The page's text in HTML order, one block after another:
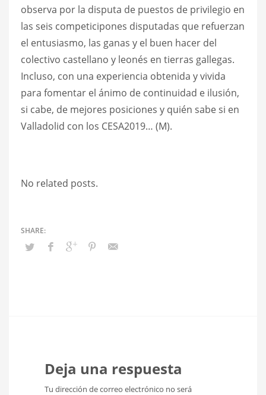
observa por la disputa de puestos de privilegio en
las seis competicipones disputadas que refuerzan
el entusiasmo, las ganas y el buen hacer del
colectivo castellano y leonés en tierras gallegas.
Incluso, con una experiencia obtenida y vivida
para fomentar el ánimo de continuidad e ilusión,
si cabe, de mejores posiciones y quién sabe si en
Valladolid con los CESA2019… (M).
No related posts.
Deja una respuesta
Tu dirección de correo electrónico no será